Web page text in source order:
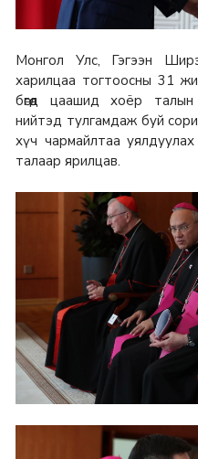
Монгол Улс, Гэгээн
харилцаа тогтоосны 31
бөгөөд цаашид хоёр
нийтэд тулгамдаж буй
хүч чармайлтаа уялдуулах
талаар ярилцав.